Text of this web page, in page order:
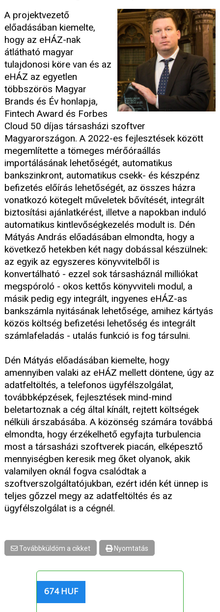
A projektvezető
előadásában kiemelte,
hogy az eHÁZ-nak
átlátható magyar
tulajdonosi köre van és az
eHÁZ az egyetlen
többszörös Magyar
Brands és Év honlapja,
Fintech Award és Forbes
Cloud 50 díjas társasházi szoftver
Magyarországon. A 2022-es fejlesztések között
megemlítette a tömeges mérőóraállás
importálásának lehetőségét, automatikus
bankszinkront, automatikus csekk- és készpénz
befizetés előírás lehetőségét, az összes házra
vonatkozó kötegelt műveletek bővítését, integrált
biztosítási ajánlatkérést, illetve a napokban induló
automatikus kintlevőségkezelés modult is. Dén
Mátyás András előadásában elmondta, hogy a
következő hetekben két nagy dobással készülnek:
az egyik az egyszeres könyvvitelből is
konvertálható - ezzel sok társasháznál milliókat
megspóroló - okos kettős könyvviteli modul, a
másik pedig egy integrált, ingyenes eHÁZ-as
bankszámla nyitásának lehetősége, amihez kártyás
közös költség befizetési lehetőség és integrált
számlafeladás - utalás funkció is fog társulni.
Dén Mátyás előadásában kiemelte, hogy
amennyiben valaki az eHÁZ mellett döntene, úgy az
adatfeltöltés, a telefonos ügyfélszolgálat,
továbbképzések, fejlesztések mind-mind
beletartoznak a cég által kínált, rejtett költségek
nélküli árszabásába. A közönség számára továbbá
elmondta, hogy érzékelhető egyfajta turbulencia
most a társasházi szoftverek piacán, elképesztő
mennyiségben keresik meg őket olyanok, akik
valamilyen oknál fogva csalódtak a
szoftverszolgáltatójukban, ezért idén két ünnep is
teljes gőzzel megy az adatfeltöltés és az
ügyfélszolgálat is a cégnél.
Továbbküldöm a cikket Nyomtatás
674 HUF